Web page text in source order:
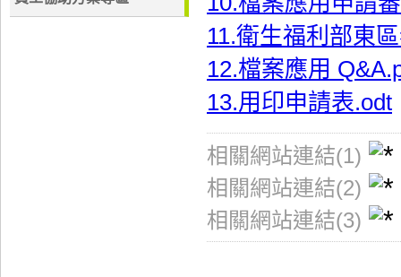
11.衛生福利部東
12.檔案應用
13.用印申請表.odt
相關網站連結(1)
相關網站連結(2)
相關網站連結(3)